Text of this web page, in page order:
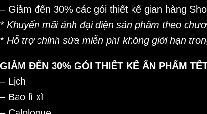
– Giảm đến 30% các gói thiết kế gian hàng
* Khuyến mãi ảnh đại diện sản phẩm theo
* Hỗ trợ chỉnh sửa miễn phí không giới hạn
GIẢM ĐẾN 30% GÓI THIẾT KẾ ẤN PHẨM
– Lịch
– Bao lì xì